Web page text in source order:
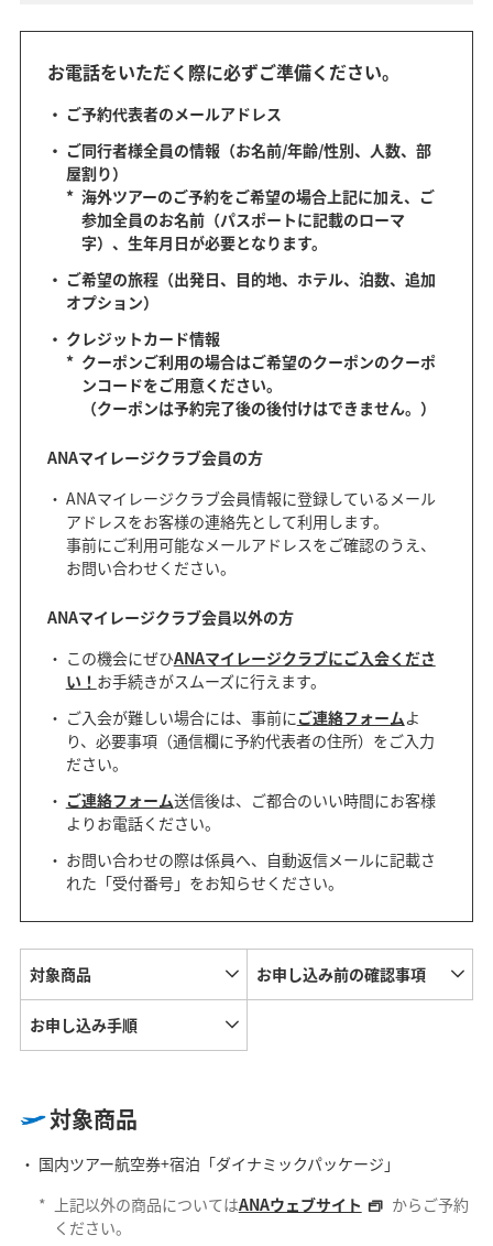
お電話をいただく際に必ずご準備ください。
ご予約代表者のメールアドレス
ご同行者様全員の情報（お名前/年齢/性別、人数、部
屋割り）
* 海外ツアーのご予約をご希望の場合上記に加え、ご
参加全員のお名前（パスポートに記載のローマ
字）、生年月日が必要となります。
ご希望の旅程（出発日、目的地、ホテル、泊数、追加
オプション）
クレジットカード情報
* クーポンご利用の場合はご希望のクーポンのクーポ
ンコードをご用意ください。
（クーポンは予約完了後の後付けはできません。）
ANAマイレージクラブ会員の方
ANAマイレージクラブ会員情報に登録しているメール
アドレスをお客様の連絡先として利用します。
事前にご利用可能なメールアドレスをご確認のうえ、
お問い合わせください。
ANAマイレージクラブ会員以外の方
この機会にぜひANAマイレージクラブにご入会くださ
い！ お手続きがスムーズに行えます。
ご入会が難しい場合には、事前にご連絡フォームよ
り、必要事項（通信欄に予約代表者の住所）をご入力
ださい。
ご連絡フォーム送信後は、ご都合のいい時間にお客様
よりお電話ください。
お問い合わせの際は係員へ、自動返信メールに記載さ
れた「受付番号」をお知らせください。
対象商品 お申し込み前の確認事項
お申し込み手順
対象商品
国内ツアー航空券+宿泊「ダイナミックパッケージ」
*
上記以外の商品についてはANAウェブサイト
からご予約
ください。